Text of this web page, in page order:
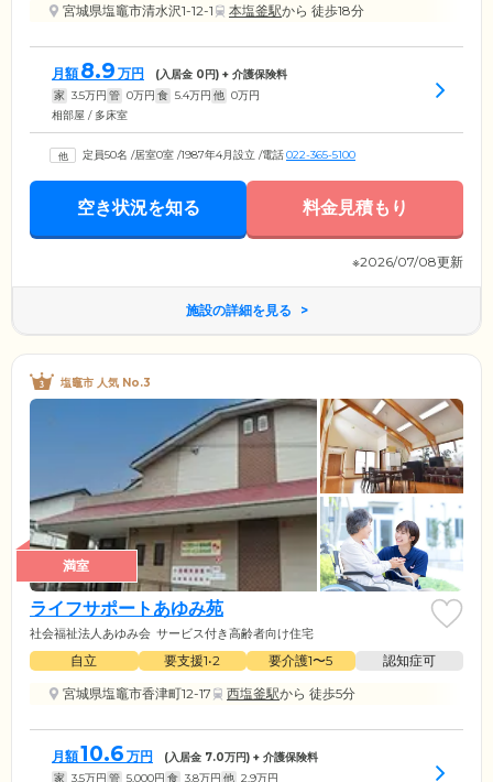
宮城県塩竈市清水沢1-12-1
本塩釜駅から 徒歩18分
月額 8.9 万円 (入居金 0円) + 介護保険料
家 3.5万円 管 0万円 食 5.4万円 他 0万円
相部屋 / 多床室
定員50名 /居室0室 /1987年4月設立 /電話022-365-5100
空き状況を知る 料金見積もり
※2026/07/08更新
施設の詳細を見る
塩竈市 人気 No.3
満室
ライフサポートあゆみ苑
社会福祉法人あゆみ会 サービス付き高齢者向け住宅
自立 要支援1•2 要介護1〜5
認知症可
宮城県塩竈市香津町12-17
西塩釜駅から 徒歩5分
月額10.6 万円 (入居金 7.0万円) + 介護保険料
家 3.5万円 管 5,000円 食 3.8万円 他 2.9万円